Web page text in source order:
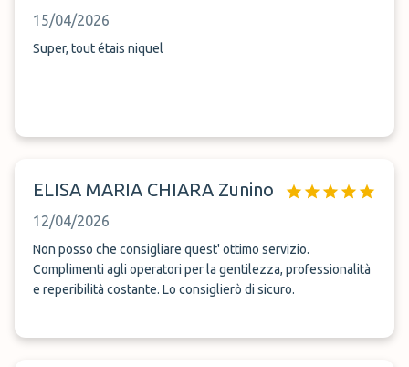
15/04/2026
Super, tout étais niquel
ELISA MARIA CHIARA Zunino
12/04/2026
Non posso che consigliare quest' ottimo servizio.
Complimenti agli operatori per la gentilezza, professionalità
e reperibilità costante. Lo consiglierò di sicuro.